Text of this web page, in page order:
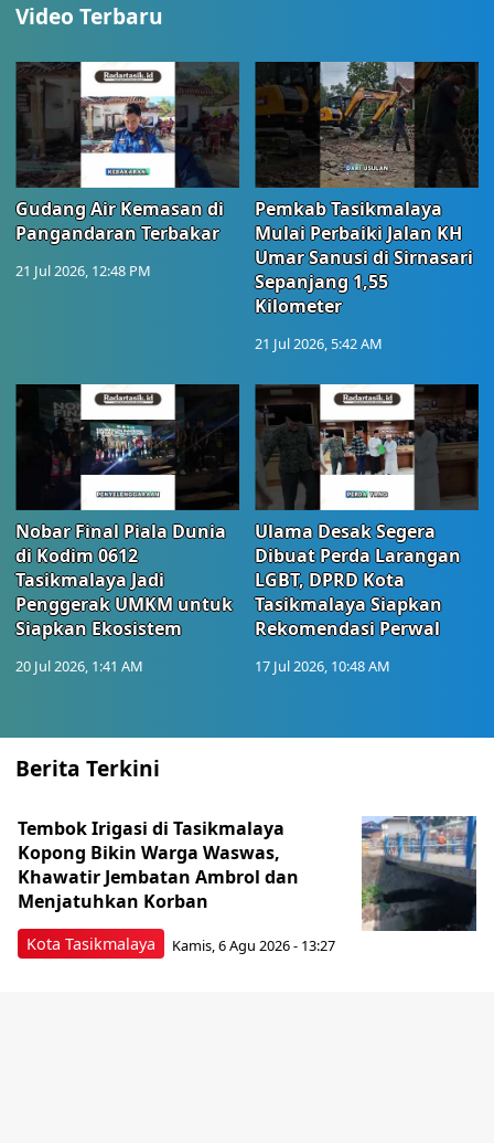
Video Terbaru
Gudang Air Kemasan di
Pangandaran Terbakar
21 Jul 2026, 12:48 PM
Pemkab Tasikmalaya
Mulai Perbaiki Jalan KH
Umar Sanusi di Sirnasari
Sepanjang 1,55
Kilometer
21 Jul 2026, 5:42 AM
Nobar Final Piala Dunia
di Kodim 0612
Tasikmalaya Jadi
Penggerak UMKM untuk
Siapkan Ekosistem
20 Jul 2026, 1:41 AM
Ulama Desak Segera
Dibuat Perda Larangan
LGBT, DPRD Kota
Tasikmalaya Siapkan
Rekomendasi Perwal
17 Jul 2026, 10:48 AM
Berita Terkini
Kota Tasikmalaya
Tembok Irigasi di Tasikmalaya
Kopong Bikin Warga Waswas,
Khawatir Jembatan Ambrol dan
Menjatuhkan Korban
Kamis, 6 Agu 2026 - 13:27